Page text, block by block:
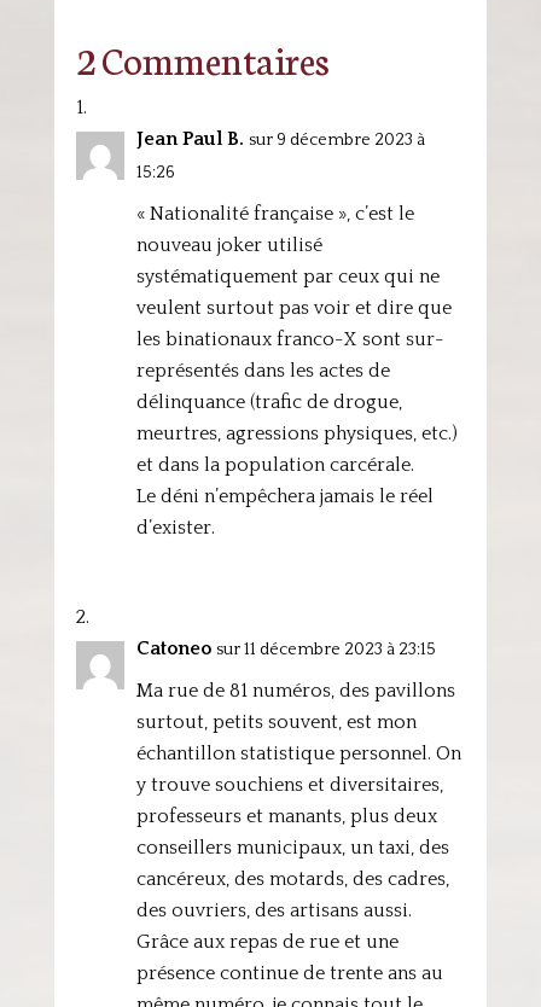
2 Commentaires
Jean Paul B. sur 9 décembre 2023 à
15:26
« Nationalité française », c’est le
nouveau joker utilisé
systématiquement par ceux qui ne
veulent surtout pas voir et dire que
les binationaux franco-X sont sur-
représentés dans les actes de
délinquance (trafic de drogue,
meurtres, agressions physiques, etc.)
et dans la population carcérale.
Le déni n’empêchera jamais le réel
d’exister.
Catoneo sur 11 décembre 2023 à 23:15
Ma rue de 81 numéros, des pavillons
surtout, petits souvent, est mon
échantillon statistique personnel. On
y trouve souchiens et diversitaires,
professeurs et manants, plus deux
conseillers municipaux, un taxi, des
cancéreux, des motards, des cadres,
des ouvriers, des artisans aussi.
Grâce aux repas de rue et une
présence continue de trente ans au